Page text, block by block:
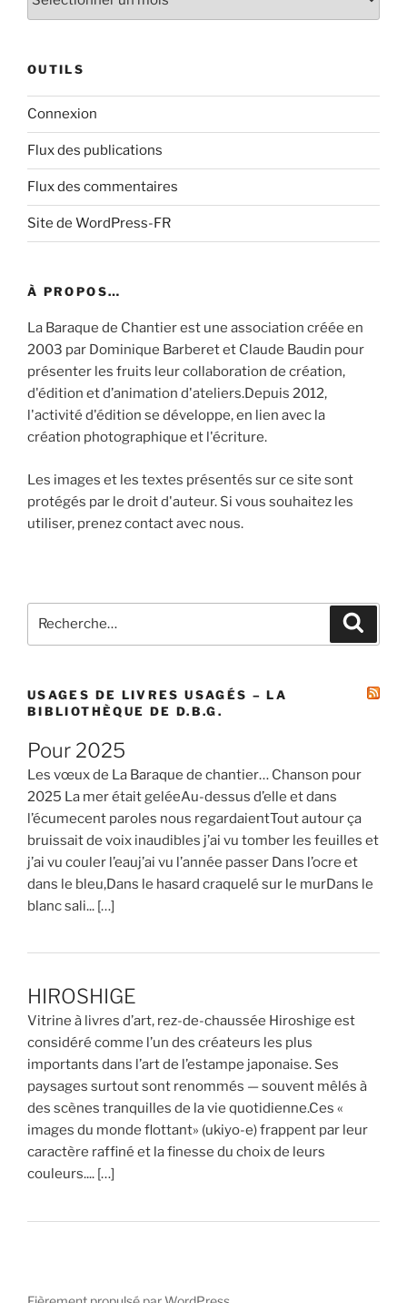
OUTILS
Connexion
Flux des publications
Flux des commentaires
Site de WordPress-FR
À PROPOS…
La Baraque de Chantier est une association créée en
2003 par Dominique Barberet et Claude Baudin pour
présenter les fruits leur collaboration de création,
d'édition et d’animation d'ateliers.Depuis 2012,
l'activité d'édition se développe, en lien avec la
création photographique et l'écriture.
Les images et les textes présentés sur ce site sont
protégés par le droit d'auteur. Si vous souhaitez les
utiliser, prenez contact avec nous.
pour
USAGES DE LIVRES USAGÉS – LA
BIBLIOTHÈQUE DE D.B.G.
Pour 2025
Les vœux de La Baraque de chantier… Chanson pour
2025 La mer était geléeAu-dessus d’elle et dans
l’écumecent paroles nous regardaientTout autour ça
bruissait de voix inaudibles j’ai vu tomber les feuilles et
j’ai vu couler l’eauj’ai vu l’année passer Dans l’ocre et
dans le bleu,Dans le hasard craquelé sur le murDans le
blanc sali... […]
HIROSHIGE
Vitrine à livres d’art, rez-de-chaussée Hiroshige est
considéré comme l’un des créateurs les plus
importants dans l’art de l’estampe japonaise. Ses
paysages surtout sont renommés — souvent mêlés à
des scènes tranquilles de la vie quotidienne.Ces «
images du monde flottant» (ukiyo-e) frappent par leur
caractère raffiné et la finesse du choix de leurs
couleurs.... […]